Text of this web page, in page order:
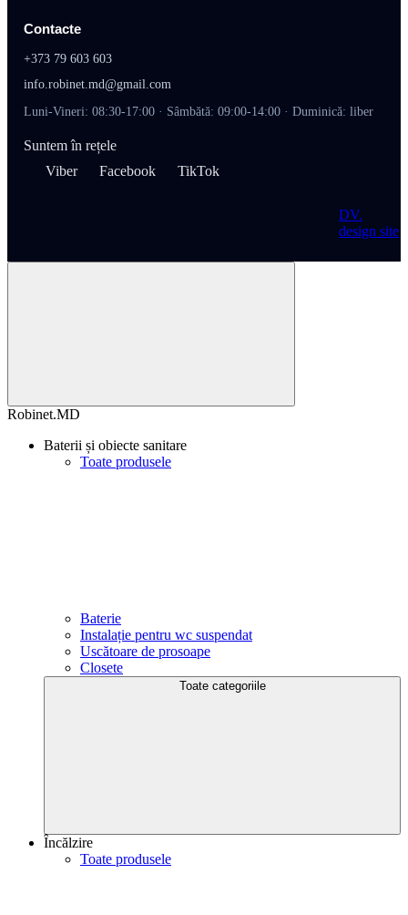
Contacte
+373 79 603 603
info.robinet.md@gmail.com
Luni-Vineri: 08:30-17:00 · Sâmbătă: 09:00-14:00 · Duminică: liber
Suntem în rețele
Viber
Facebook TikTok
DV.
design site
Robinet.MD
Baterii și obiecte sanitare
Toate produsele
Baterie
Instalație pentru wc suspendat
Uscătoare de prosoape
Closete
Toate categoriile
Încălzire
Toate produsele